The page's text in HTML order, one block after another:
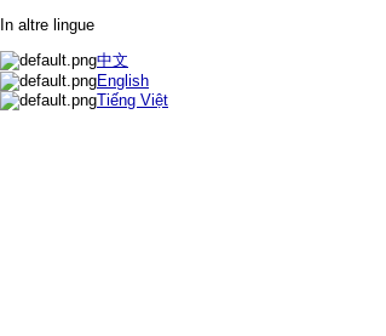
In altre lingue
中文
English
Tiếng Việt